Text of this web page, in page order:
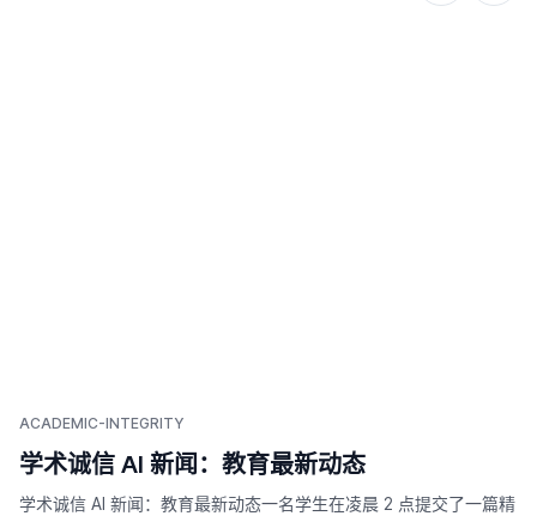
ACADEMIC-INTEGRITY
学术诚信 AI 新闻：教育最新动态
学术诚信 AI 新闻：教育最新动态一名学生在凌晨 2 点提交了一篇精